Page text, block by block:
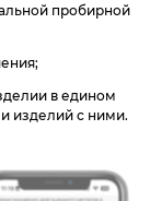
пробирной
в едином
изделий с ними.